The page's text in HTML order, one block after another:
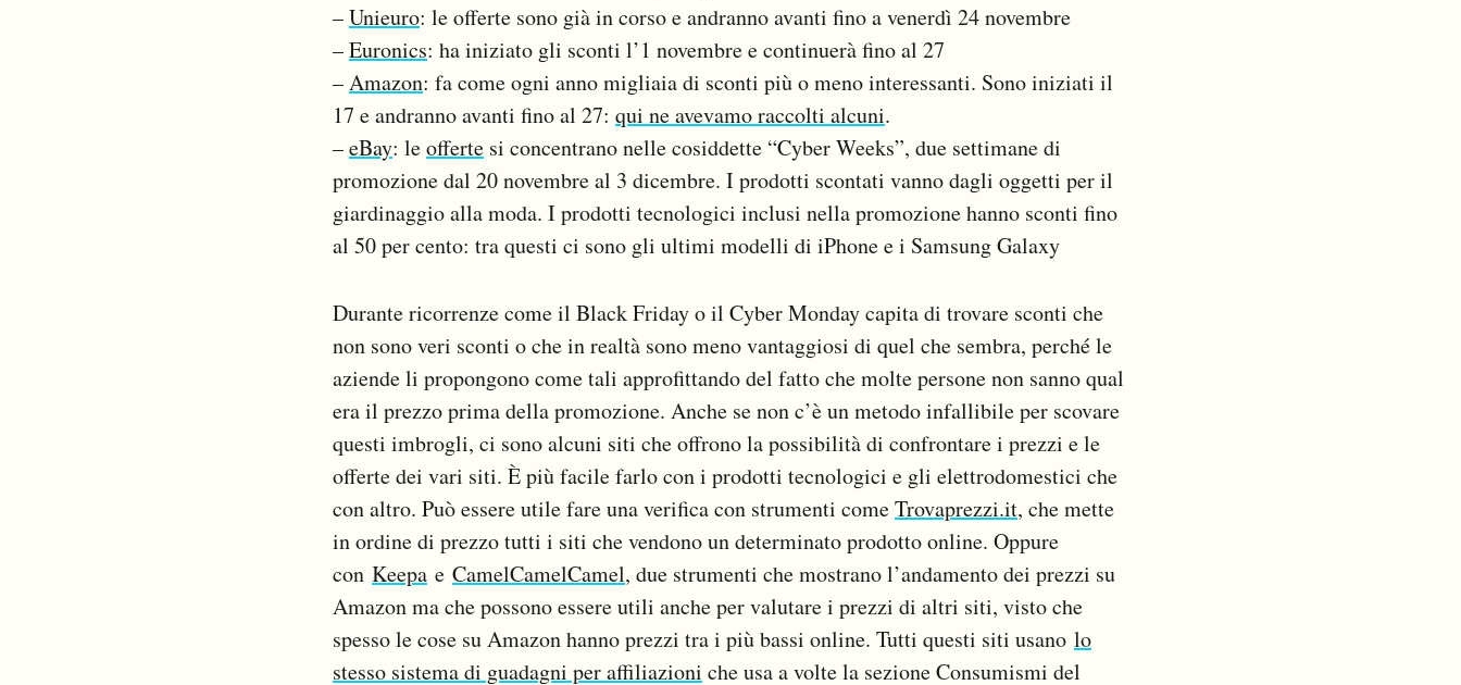
–Unieuro: le offerte sono già in corso e andranno avanti fino a venerdì 24 novembre
–Euronics: ha iniziato gli sconti l’1 novembre e continuerà fino al 27
–Amazon: fa come ogni anno migliaia di sconti più o meno interessanti. Sono iniziati il
17 e andranno avanti fino al 27: qui ne avevamo raccolti alcuni.
–eBay: leofferte si concentrano nelle cosiddette “Cyber Weeks”, due settimane di
promozione dal 20 novembre al 3 dicembre. I prodotti scontati vanno dagli oggetti per il
giardinaggio alla moda. I prodotti tecnologici inclusi nella promozione hanno sconti fino
al 50 per cento: tra questi ci sono gli ultimi modelli di iPhone e i Samsung Galaxy
Durante ricorrenze come il Black Friday o il Cyber Monday capita di trovare sconti che
non sono veri sconti o che in realtà sono meno vantaggiosi di quel che sembra, perché le
aziende li propongono come tali approfittando del fatto che molte persone non sanno qual
era il prezzo prima della promozione. Anche se non c’è un metodo infallibile per scovare
questi imbrogli, ci sono alcuni siti che offrono la possibilità di confrontare i prezzi e le
offerte dei vari siti. È più facile farlo con i prodotti tecnologici e gli elettrodomestici che
con altro. Può essere utile fare una verifica con strumenti comeTrovaprezzi.it, che mette
in ordine di prezzo tutti i siti che vendono un determinato prodotto online. Oppure
con Keepa e CamelCamelCamel, due strumenti che mostrano l’andamento dei prezzi su
Amazon ma che possono essere utili anche per valutare i prezzi di altri siti, visto che
spesso le cose su Amazon hanno prezzi tra i più bassi online. Tutti questi siti usano lo
stesso sistema di guadagni per affiliazioni che usa a volte la sezione Consumismi del